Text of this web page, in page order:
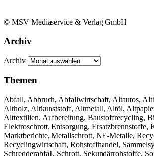
© MSV Mediaservice & Verlag GmbH
Archiv
Archiv
Themen
Abfall, Abbruch, Abfallwirtschaft, Altautos,
Altholz, Altkunststoff, Altmetall, Altöl,
Alttextilien, Aufbereitung, Baustoffrecycling,
Elektroschrott, Entsorgung, Ersatzbrennstoffe,
Marktberichte, Metallschrott, NE-Metalle,
Recyclingwirtschaft, Rohstoffhandel,
Schredderabfall, Schrott, Sekundärrohstoffe,